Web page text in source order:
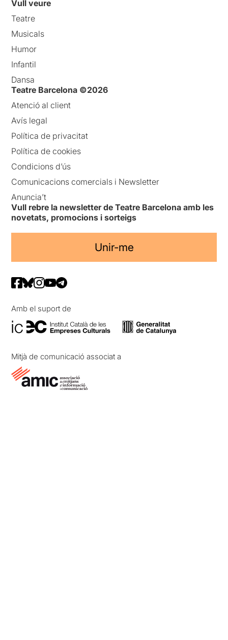
Vull veure
Teatre
Musicals
Humor
Infantil
Dansa
Teatre Barcelona ©2026
Atenció al client
Avís legal
Política de privacitat
Política de cookies
Condicions d’ús
Comunicacions comercials i Newsletter
Anuncia’t
Vull rebre la newsletter de Teatre Barcelona amb les
novetats, promocions i sorteigs
Unir-me
Amb el suport de
Mitjà de comunicació associat a